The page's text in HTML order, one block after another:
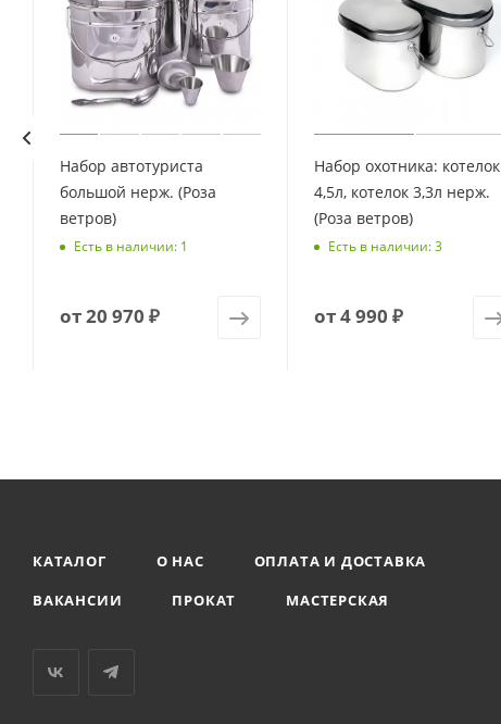
Набор автотуриста
большой нерж. (Роза
ветров)
Есть в наличии: 1
от20 970 ₽
Набор охотника: котелок
4,5л, котелок 3,3л нерж.
(Роза ветров)
Есть в наличии: 3
от4 990 ₽
КАТАЛОГ О НАС
ОПЛАТА И ДОСТАВКА
ВАКАНСИИ
ПРОКАТ МАСТЕРСКАЯ